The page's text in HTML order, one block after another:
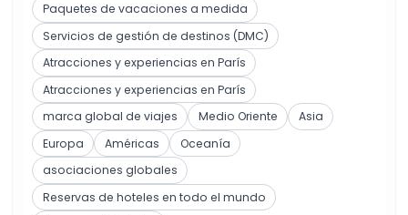
Paquetes de vacaciones a medida
Servicios de gestión de destinos (DMC)
Atracciones y experiencias en París
Atracciones y experiencias en París
marca global de viajes
Medio Oriente
Asia
Europa
Américas
Oceanía
asociaciones globales
Reservas de hoteles en todo el mundo